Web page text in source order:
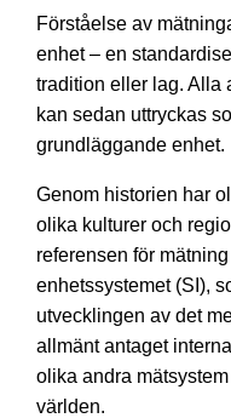
Förståelse av
enhet – en
tradition eller lag. Alla
kan sedan uttryckas
grundläggande enhet.
Genom historien har
olika kulturer och
referensen för
enhetssystemet (SI),
utvecklingen av det
allmänt antaget
olika andra
världen.